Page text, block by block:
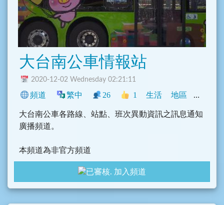
大台南公車情報站
2020-12-02 Wednesday 02:21:11
頻道 繁中 26 1 生活 地區 中文圈
大台南公車各路線、站點、班次異動資訊之訊息通知
廣播頻道。
本頻道為非官方頻道
加入頻道